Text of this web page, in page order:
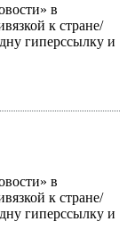
в
к стране/
гиперссылку и
в
к стране/
гиперссылку и